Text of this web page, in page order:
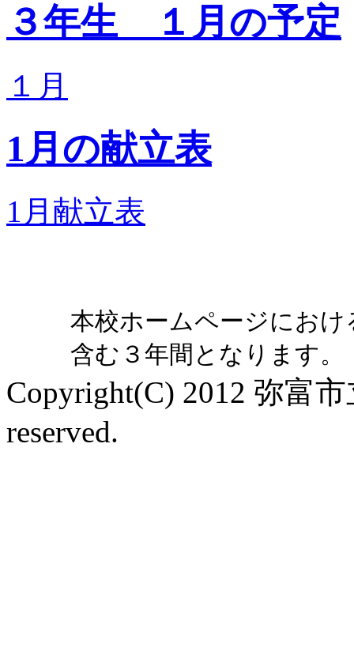
３年生 １月の予定
１月
1月の献立表
1月献立表
本校ホームページにお
含む３年間となります。
Copyright(C) 2012 弥富
reserved.